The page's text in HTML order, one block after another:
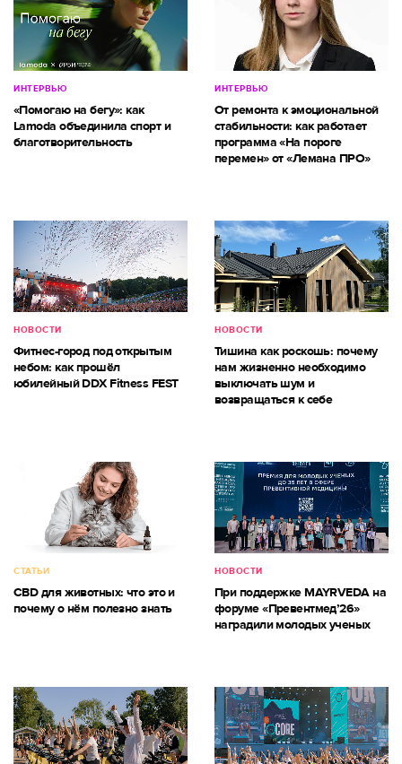
ИНТЕРВЬЮ
«Помогаю на бегу»: как
Lamoda объединила спорт и
благотворительность
ИНТЕРВЬЮ
От ремонта к эмоциональной
стабильности: как работает
программа «На пороге
перемен» от «Лемана ПРО»
НОВОСТИ
Фитнес-город под открытым
небом: как прошёл
юбилейный DDX Fitness FEST
НОВОСТИ
Тишина как роскошь: почему
нам жизненно необходимо
выключать шум и
возвращаться к себе
СТАТЬИ
CBD для животных: что это и
почему о нём полезно знать
НОВОСТИ
При поддержке MAYRVEDA на
форуме «Превентмед’26»
наградили молодых ученых